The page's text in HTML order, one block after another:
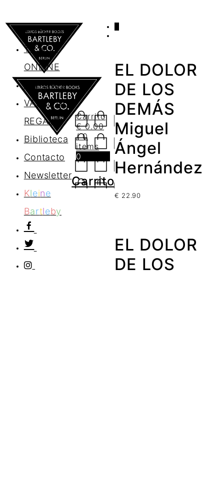
AGENDA
TIENDA
ONLINE
Nosotros
VALES DE
REGALO
Biblioteca
Contacto
Newsletter
Kleine
Bartleby
Carrito
€0.00
/ 0
items
0
Carrito
EL DOLOR
DE LOS
DEMÁS
Miguel
Ángel
Hernández
€ 22.90
EL DOLOR
DE LOS